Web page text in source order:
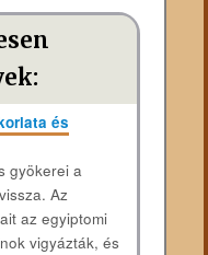
és
gyökerei a
Az
az egyiptomi
vigyázták, és